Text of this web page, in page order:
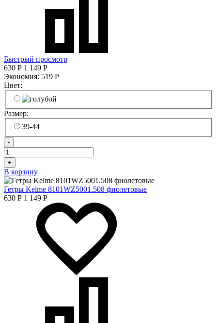
Быстрый просмотр
630 Р 1 149 Р
Экономия: 519 Р
Цвет:
Размер:
39-44
-
+
В корзину
Гетры Kelme 8101WZ5001.508 фиолетовые
630 Р 1 149 Р